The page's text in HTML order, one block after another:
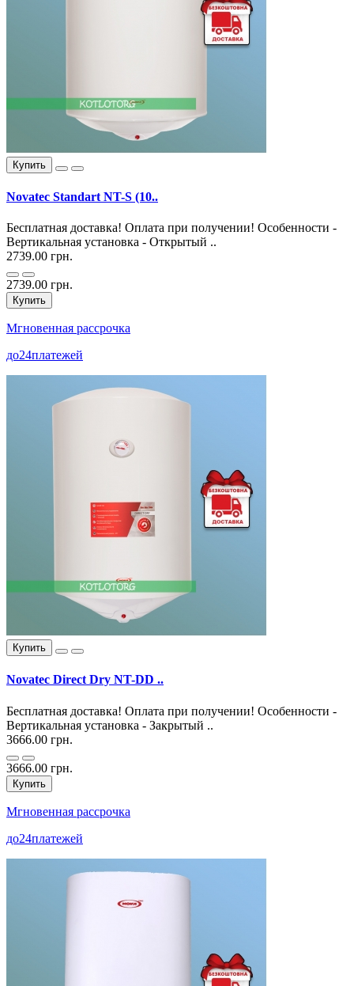
Купить
Novatec Standart NT-S (10..
Бесплатная доставка! Оплата при получении! Особенности -
Вертикальная установка - Открытый ..
2739.00 грн.
2739.00 грн.
Купить
Мгновенная рассрочка
до24платежей
Купить
Novatec Direct Dry NT-DD ..
Бесплатная доставка! Оплата при получении! Особенности -
Вертикальная установка - Закрытый ..
3666.00 грн.
3666.00 грн.
Купить
Мгновенная рассрочка
до24платежей